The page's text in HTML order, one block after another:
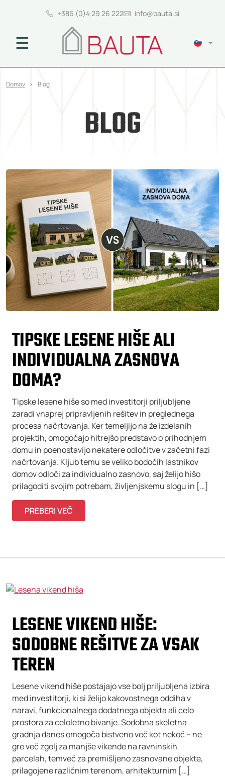
+386 (0)4 29 26 222 info@bauta.si
☰
Domov Blog
BLOG
TIPSKE LESENE HIŠE ALI
INDIVIDUALNA ZASNOVA
DOMA?
Tipske lesene hiše so med investitorji priljubljene
zaradi vnaprej pripravljenih rešitev in preglednega
procesa načrtovanja. Ker temeljijo na že izdelanih
projektih, omogočajo hitrejšo predstavo o prihodnjem
domu in poenostavijo nekatere odločitve v začetni fazi
načrtovanja. Kljub temu se veliko bodočih lastnikov
domov odloči za individualno zasnovo, saj želijo hišo
prilagoditi svojim potrebam, življenjskemu slogu in […]
PREBERI VEČ
LESENE VIKEND HIŠE:
SODOBNE REŠITVE ZA VSAK
TEREN
Lesene vikend hiše postajajo vse bolj priljubljena izbira
med investitorji, ki si želijo kakovostnega oddiha v
naravi, funkcionalnega dodatnega objekta ali celo
prostora za celoletno bivanje. Sodobna skeletna
gradnja danes omogoča bistveno več kot nekoč – ne
gre več zgolj za manjše vikende na ravninskih
parcelah, temveč za premišljeno zasnovane objekte,
prilagojene različnim terenom, arhitekturnim […]